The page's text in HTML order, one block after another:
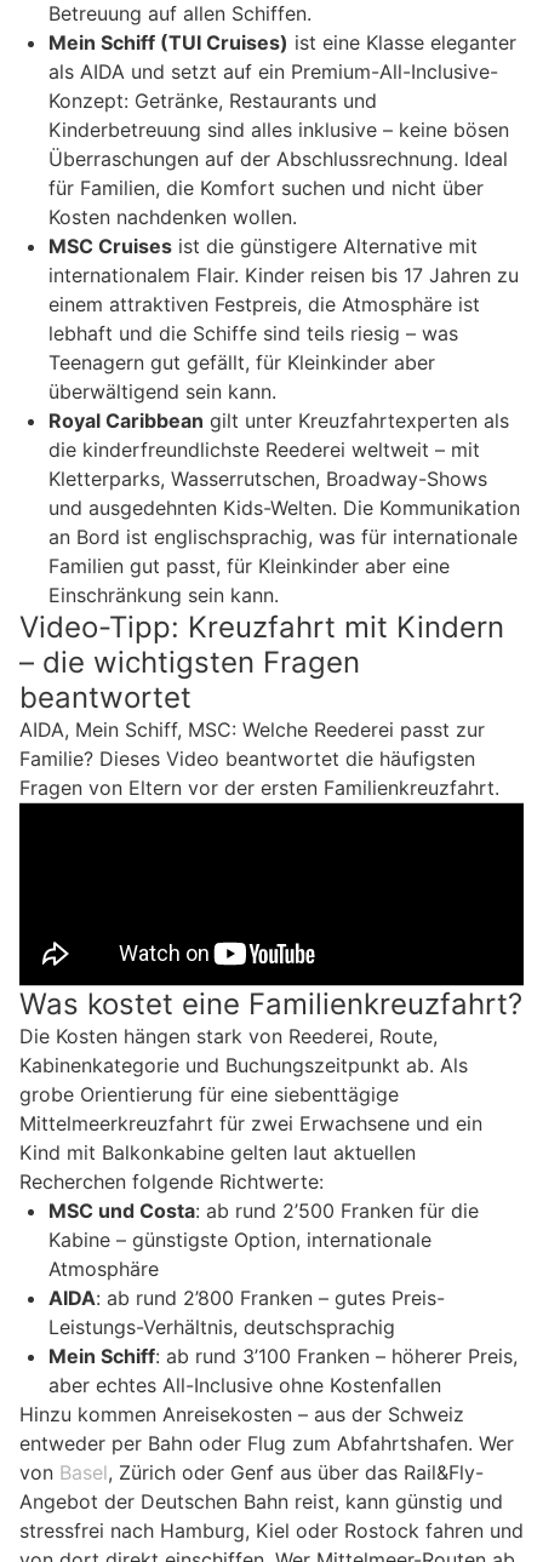
Betreuung auf allen Schiffen.
Mein Schiff (TUI Cruises) ist eine Klasse eleganter
als AIDA und setzt auf ein Premium-All-Inclusive-
Konzept: Getränke, Restaurants und
Kinderbetreuung sind alles inklusive – keine bösen
Überraschungen auf der Abschlussrechnung. Ideal
für Familien, die Komfort suchen und nicht über
Kosten nachdenken wollen.
MSC Cruises ist die günstigere Alternative mit
internationalem Flair. Kinder reisen bis 17 Jahren zu
einem attraktiven Festpreis, die Atmosphäre ist
lebhaft und die Schiffe sind teils riesig – was
Teenagern gut gefällt, für Kleinkinder aber
überwältigend sein kann.
Royal Caribbean gilt unter Kreuzfahrtexperten als
die kinderfreundlichste Reederei weltweit – mit
Kletterparks, Wasserrutschen, Broadway-Shows
und ausgedehnten Kids-Welten. Die Kommunikation
an Bord ist englischsprachig, was für internationale
Familien gut passt, für Kleinkinder aber eine
Einschränkung sein kann.
Video-Tipp: Kreuzfahrt mit Kindern
– die wichtigsten Fragen
beantwortet
AIDA, Mein Schiff, MSC: Welche Reederei passt zur
Familie? Dieses Video beantwortet die häufigsten
Fragen von Eltern vor der ersten Familienkreuzfahrt.
Was kostet eine Familienkreuzfahrt?
Die Kosten hängen stark von Reederei, Route,
Kabinenkategorie und Buchungszeitpunkt ab. Als
grobe Orientierung für eine siebenttägige
Mittelmeerkreuzfahrt für zwei Erwachsene und ein
Kind mit Balkonkabine gelten laut aktuellen
Recherchen folgende Richtwerte:
MSC und Costa: ab rund 2’500 Franken für die
Kabine – günstigste Option, internationale
Atmosphäre
AIDA: ab rund 2’800 Franken – gutes Preis-
Leistungs-Verhältnis, deutschsprachig
Mein Schiff: ab rund 3’100 Franken – höherer Preis,
aber echtes All-Inclusive ohne Kostenfallen
Hinzu kommen Anreisekosten – aus der Schweiz
entweder per Bahn oder Flug zum Abfahrtshafen. Wer
von Basel, Zürich oder Genf aus über das Rail&Fly-
Angebot der Deutschen Bahn reist, kann günstig und
stressfrei nach Hamburg, Kiel oder Rostock fahren und